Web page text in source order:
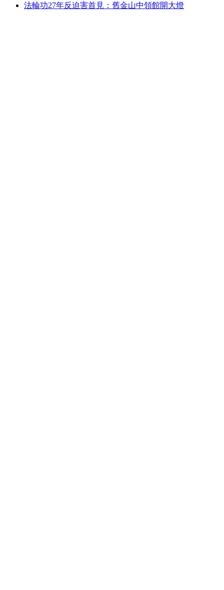
法輪功27年反迫害首見：舊金山中領館開大燈